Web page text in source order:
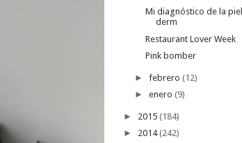
Mi diagnóstico de la
derm
Restaurant Lover Week
Pink bomber
► febrero (12)
► enero (9)
► 2015 (184)
► 2014(242)